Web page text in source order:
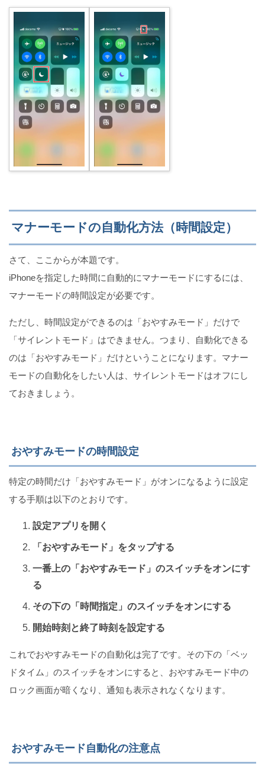
マナーモードの自動化方法（時間設定）
さて、ここからが本題です。
iPhoneを指定した時間に自動的にマナーモードにするには、
マナーモードの時間設定が必要です。
ただし、時間設定ができるのは「おやすみモード」だけで
「サイレントモード」はできません。つまり、自動化できる
のは「おやすみモード」だけということになります。マナー
モードの自動化をしたい人は、サイレントモードはオフにし
ておきましょう。
おやすみモードの時間設定
特定の時間だけ「おやすみモード」がオンになるように設定
する手順は以下のとおりです。
設定アプリを開く
「おやすみモード」をタップする
一番上の「おやすみモード」のスイッチをオンにす
る
その下の「時間指定」のスイッチをオンにする
開始時刻と終了時刻を設定する
これでおやすみモードの自動化は完了です。その下の「ベッ
ドタイム」のスイッチをオンにすると、おやすみモード中の
ロック画面が暗くなり、通知も表示されなくなります。
おやすみモード自動化の注意点